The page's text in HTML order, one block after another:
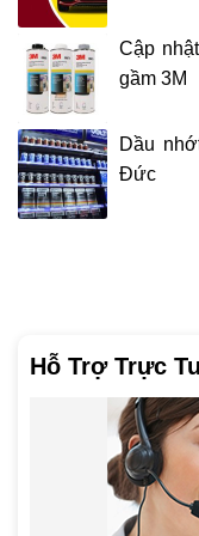
Hỗ Trợ Trực
Cập
gầm 3M
Dầu
Đức